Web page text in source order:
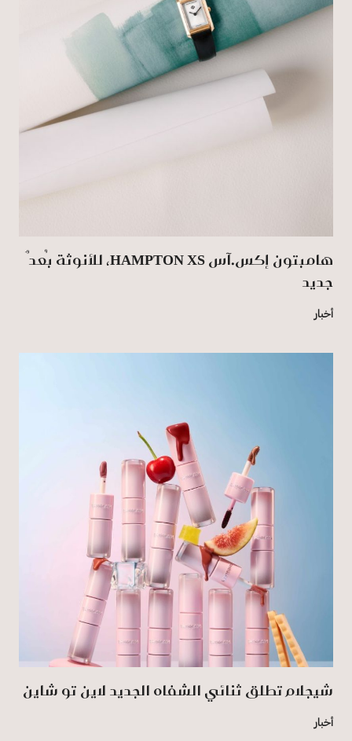
هامبتون إكس.آس HAMPTON XS، للأنوثة بُعدٌ
جديد
أخبار
شيجلام تطلق ثنائي الشفاه الجديد لاين تو شاين
أخبار